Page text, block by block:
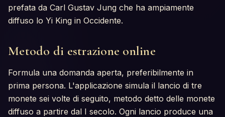
prefata da Carl Gustav Jung che ha ampiamente
diffuso lo Yi King in Occidente.
Metodo di estrazione online
Formula una domanda aperta, preferibilmente in
prima persona. L'applicazione simula il lancio di tre
monete sei volte di seguito, metodo detto delle monete
diffuso a partire dal I secolo. Ogni lancio produce una